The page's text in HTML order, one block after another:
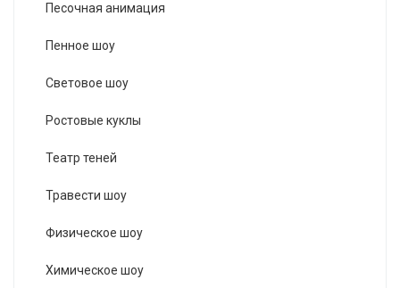
Песочная анимация
Пенное шоу
Световое шоу
Ростовые куклы
Театр теней
Травести шоу
Физическое шоу
Химическое шоу